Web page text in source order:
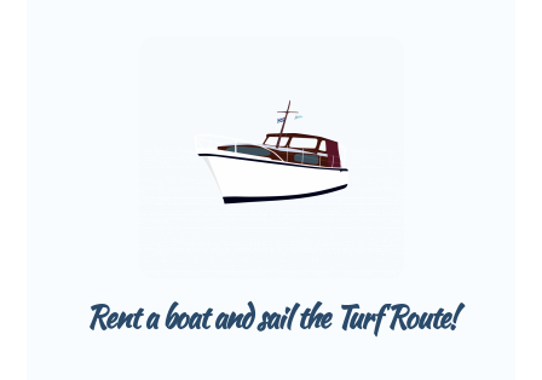
Rent a boat and sail the Turf Route!